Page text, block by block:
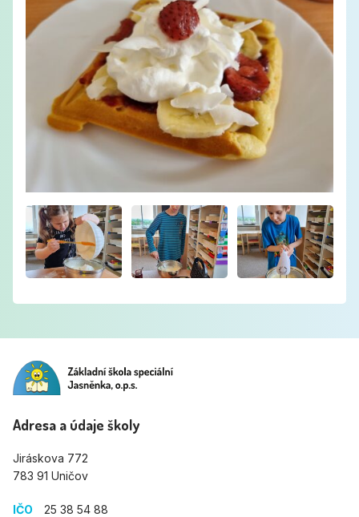
Adresa a údaje školy
Jiráskova 772
783 91 Uničov
IČO 25 38 54 88